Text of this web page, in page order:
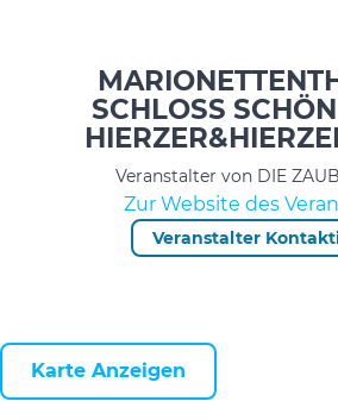
SCHLOSS
Veranstalter von DIE
Zur Website des
Veranstalter
Karte Anzeigen